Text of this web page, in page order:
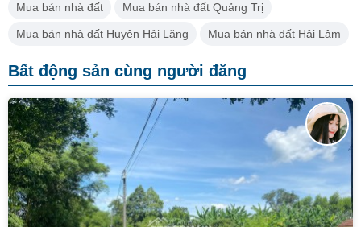
Mua bán nhà đất Mua bán nhà đất Quảng Trị
Mua bán nhà đất Huyện Hải Lăng Mua bán nhà đất Hải Lâm
Bất động sản cùng người đăng